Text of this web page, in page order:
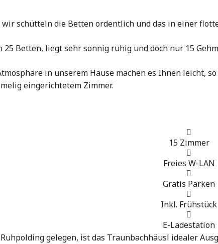
schütteln die Betten ordentlich und das in einer
25 Betten, liegt sehr sonnig ruhig und doch nur 15
in unserem Hause machen es Ihnen leicht,
eingerichtetem Zimmer.
15 Zimmer
Freies W-LAN
Gratis Parken
Inkl. Frühstück
E-Ladestation
gelegen, ist das Traunbachhäusl idealer